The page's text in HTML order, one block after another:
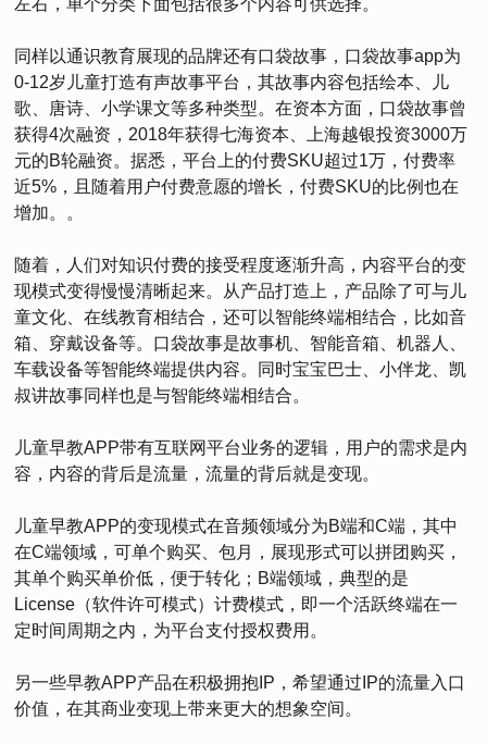
左右，单个分类下面包括很多个内容可供选择。
同样以通识教育展现的品牌还有口袋故事，口袋故事app为
0-12岁儿童打造有声故事平台，其故事内容包括绘本、儿
歌、唐诗、小学课文等多种类型。在资本方面，口袋故事曾
获得4次融资，2018年获得七海资本、上海越银投资3000万
元的B轮融资。据悉，平台上的付费SKU超过1万，付费率
近5%，且随着用户付费意愿的增长，付费SKU的比例也在
增加。。
随着，人们对知识付费的接受程度逐渐升高，内容平台的变
现模式变得慢慢清晰起来。从产品打造上，产品除了可与儿
童文化、在线教育相结合，还可以智能终端相结合，比如音
箱、穿戴设备等。口袋故事是故事机、智能音箱、机器人、
车载设备等智能终端提供内容。同时宝宝巴士、小伴龙、凯
叔讲故事同样也是与智能终端相结合。
儿童早教APP带有互联网平台业务的逻辑，用户的需求是内
容，内容的背后是流量，流量的背后就是变现。
儿童早教APP的变现模式在音频领域分为B端和C端，其中
在C端领域，可单个购买、包月，展现形式可以拼团购买，
其单个购买单价低，便于转化；B端领域，典型的是
License（软件许可模式）计费模式，即一个活跃终端在一
定时间周期之内，为平台支付授权费用。
另一些早教APP产品在积极拥抱IP，希望通过IP的流量入口
价值，在其商业变现上带来更大的想象空间。